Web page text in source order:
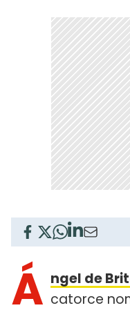
Á ngel de
catorce